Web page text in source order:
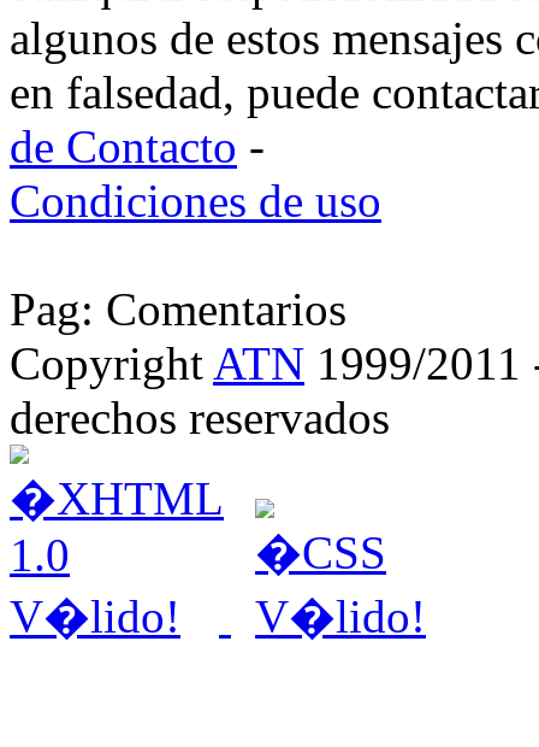
algunos de estos
en falsedad, puede
de Contacto -
Condiciones de uso
Pag: Comentarios
Copyright ATN 1999/2011
derechos reservados